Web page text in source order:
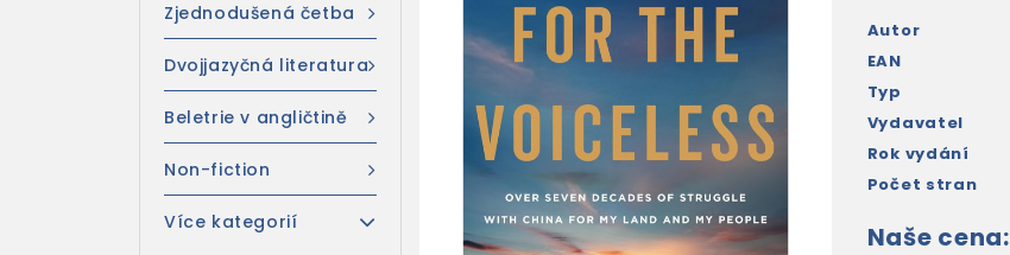
Zjednodušená četba
Dvojjazyčná literatura
Beletrie v angličtině
Non-fiction
Více kategorií
Autor
EAN
Typ
Vydavatel
Rok vydání
Počet stran
Naše cena: